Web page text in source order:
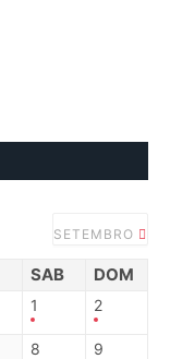
SETEMBRO
SAB DOM
1 2
8 9